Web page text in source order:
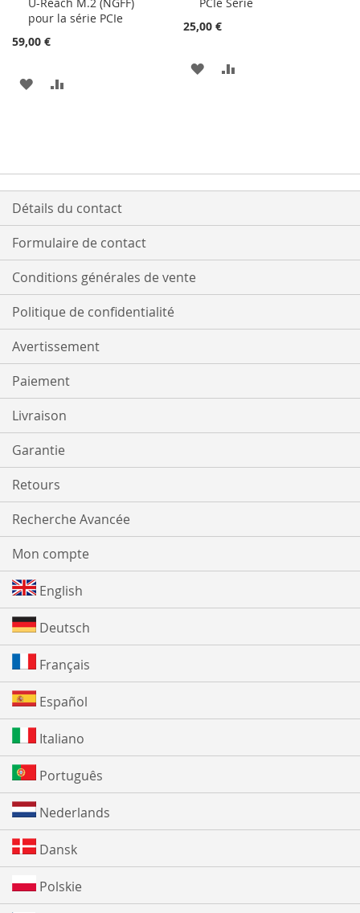
pour la série PCIe
59,00 €
au
panier
AJOUTER
D’ENVIE
25,00 €
au
panier
AJOUTER
D’ENVIE
Détails du contact
Formulaire de contact
Conditions générales de vente
Politique de confidentialité
Avertissement
Paiement
Livraison
Garantie
Retours
Recherche Avancée
Mon compte
English
Deutsch
Français
Español
Italiano
Português
Nederlands
Dansk
Polskie